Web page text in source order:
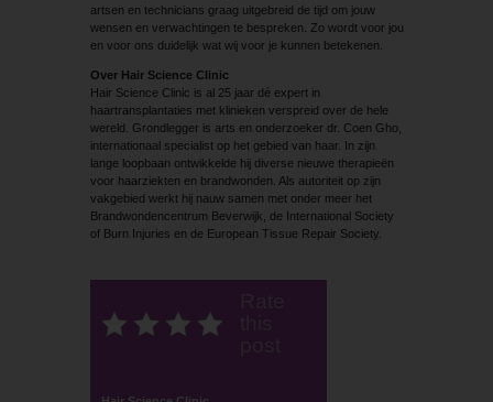
artsen en technicians graag uitgebreid de tijd om jouw
wensen en verwachtingen te bespreken. Zo wordt voor jou
en voor ons duidelijk wat wij voor je kunnen betekenen.
Over Hair Science Clinic
Hair Science Clinic is al 25 jaar dé expert in
haartransplantaties met klinieken verspreid over de hele
wereld. Grondlegger is arts en onderzoeker dr. Coen Gho,
internationaal specialist op het gebied van haar. In zijn
lange loopbaan ontwikkelde hij diverse nieuwe therapieën
voor haarziekten en brandwonden. Als autoriteit op zijn
vakgebied werkt hij nauw samen met onder meer het
Brandwondencentrum Beverwijk, de International Society
of Burn Injuries en de European Tissue Repair Society.